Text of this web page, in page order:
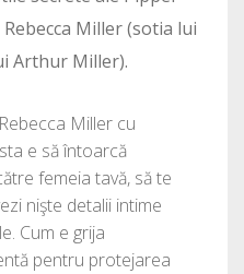
Miller (sotia lui
Arthur Miller).
Miller cu
e să întoarcă
femeia tavă, să te
nişte detalii intime
Cum e grija
pentru protejarea